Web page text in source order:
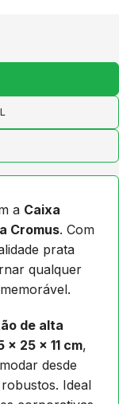
a Caixa
Cromus. Com
prata
qualquer
de alta
x 25 x 11 cm,
desde
Ideal